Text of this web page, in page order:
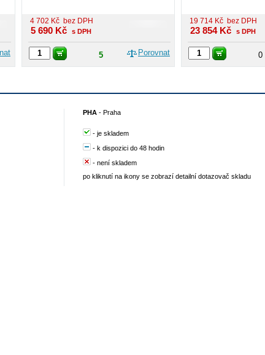
4 702 Kč bez DPH
5 690 Kč s DPH
Porovnat
5
19 714 Kč bez DPH
23 854 Kč s DPH
0
PHA- Praha
- je skladem
- k dispozici do 48 hodin
- není skladem
po kliknutí na ikony se zobrazí detailní dotazovač skladu